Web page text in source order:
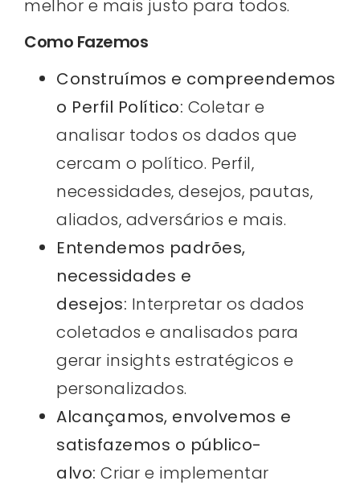
melhor e mais justo para todos.
Como Fazemos
Construímos e compreendemos
o Perfil Político: Coletar e
analisar todos os dados que
cercam o político. Perfil,
necessidades, desejos, pautas,
aliados, adversários e mais.
Entendemos padrões,
necessidades e
desejos: Interpretar os dados
coletados e analisados para
gerar insights estratégicos e
personalizados.
Alcançamos, envolvemos e
satisfazemos o público-
alvo: Criar e implementar